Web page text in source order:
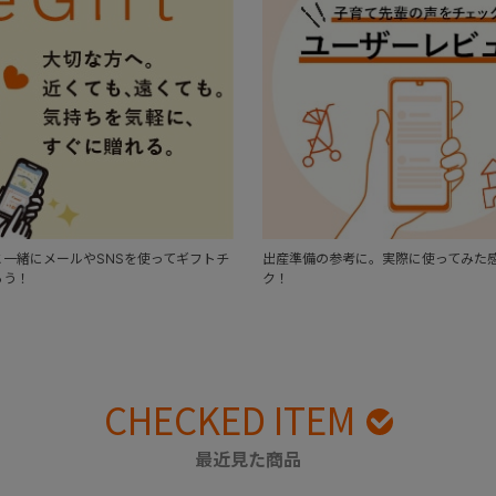
緒にメールやSNSを使ってギフトチ
！
出産準備の参考に。実際に使ってみた
ク！
CHECKED ITEM
最近見た商品